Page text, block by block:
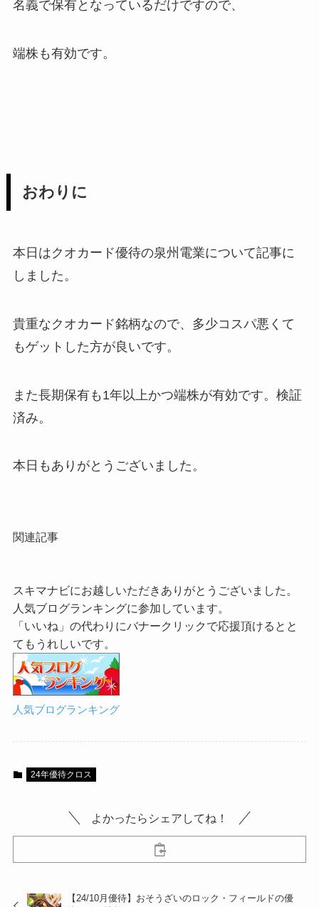
名義で保有となっているだけですので、
端株も有効です。
おわりに
本日はクオカード優待の泉州電業について記事に
しました。
貴重なクオカード銘柄なので、多少コスパ悪くて
もゲットした方が良いです。
また長期保有も1年以上かつ端株が有効です。検証
済み。
本日もありがとうございました。
関連記事
スキマナビにお越しいただきありがとうございました。
人気ブログランキングに参加しています。
「いいね」の代わりにバナークリックで応援頂けるとと
てもうれしいです。
人気ブログランキング
24年優待クロス
よかったらシェアしてね！
【24/10月優待】おそうざいのロック・フィールドの優